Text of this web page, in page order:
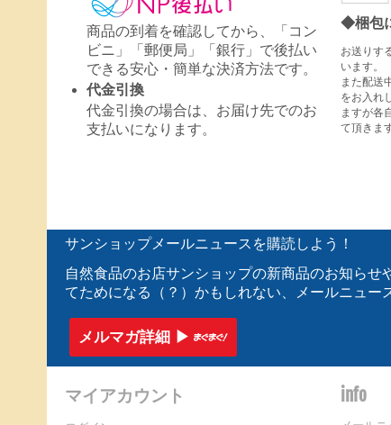
商品の到着を確認してから、「コン
ビニ」「郵便局」「銀行」で後払い
できる安心・簡単な決済方法です。
代金引換
代金引換の場合は、お届け先でのお
支払いになります。
◆梱包
お送りす
います。
また配送
をお入れ
ますが各
て頂きま
サンショップメールニュースを購読しよう！
自然食品のお店サンショップの新商品のお知らせ
てためになる（？）かもしれない、メールニュー
メルマガ詳細 ▶︎
マイアカウント info